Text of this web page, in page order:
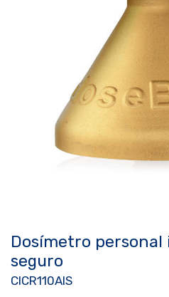
Dosímetro
seguro
CICR110AIS